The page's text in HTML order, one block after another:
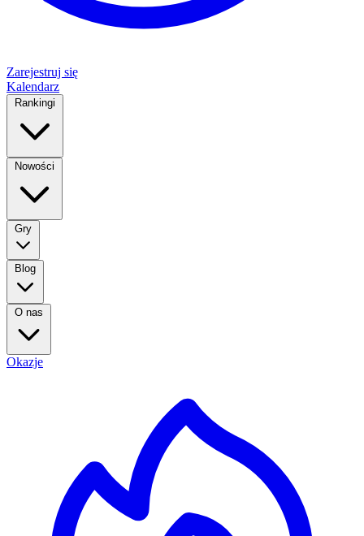
Zarejestruj się
Kalendarz
Rankingi
Nowości
Gry
Blog
O nas
Okazje